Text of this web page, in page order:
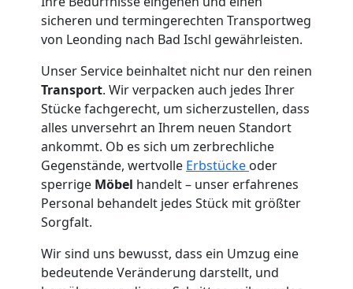
sicheren und termingerechten Transportweg
von Leonding nach Bad Ischl gewährleisten.
Unser Service beinhaltet nicht nur den reinen
Transport. Wir verpacken auch jedes Ihrer
Stücke fachgerecht, um sicherzustellen, dass
alles unversehrt an Ihrem neuen Standort
ankommt. Ob es sich um zerbrechliche
Gegenstände, wertvolle Erbstücke oder
sperrige Möbel handelt – unser erfahrenes
Personal behandelt jedes Stück mit größter
Sorgfalt.
Wir sind uns bewusst, dass ein Umzug eine
bedeutende Veränderung darstellt, und
Leonding
Tresortransport
Leonding
Umzug
für